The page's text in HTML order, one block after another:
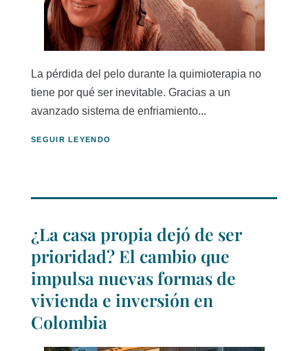
La pérdida del pelo durante la quimioterapia no
tiene por qué ser inevitable. Gracias a un
avanzado sistema de enfriamiento...
SEGUIR LEYENDO
¿La casa propia dejó de ser
prioridad? El cambio que
impulsa nuevas formas de
vivienda e inversión en
Colombia